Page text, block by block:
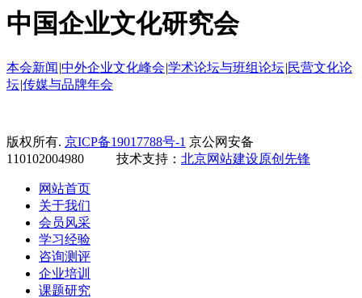
中国企业文化研究会
本会新闻 |中外企业文化峰会|学术论坛与班组论坛|民营文化论
坛|传媒与品牌年会
版权所有. 京ICP备19017788号-1 京公网安备
110102004980 技术支持： 北京网站建设原创先锋
网站首页
关于我们
会员风采
学习经验
咨询测评
企业培训
课题研究